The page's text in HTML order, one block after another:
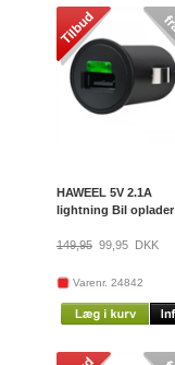
HAWEEL 5V 2.1A
lightning Bil oplader
149,95 99,95DKK
Varenr. 24842